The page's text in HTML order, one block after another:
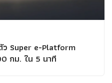
ว Super e-Platform
กม. ใน 5 นาที